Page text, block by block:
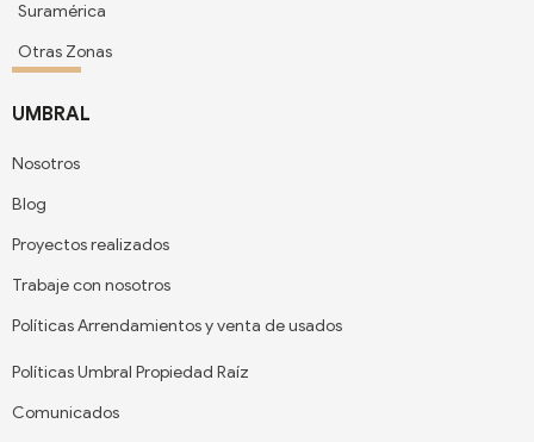
Suramérica
Otras Zonas
UMBRAL
Nosotros
Blog
Proyectos realizados
Trabaje con nosotros
Políticas Arrendamientos y venta de usados
Políticas Umbral Propiedad Raíz
Comunicados